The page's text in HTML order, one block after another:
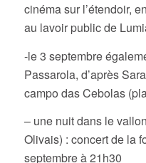
cinéma sur l’étendoir,
au lavoir public de
-le 3 septembre
Passarola, d’après
campo das Cebolas
– une nuit dans le
Olivais) : concert de la
septembre à 21h30